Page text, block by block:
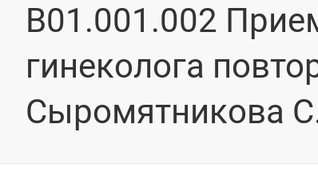
В01.001.002
гинеколога
Сыромятникова